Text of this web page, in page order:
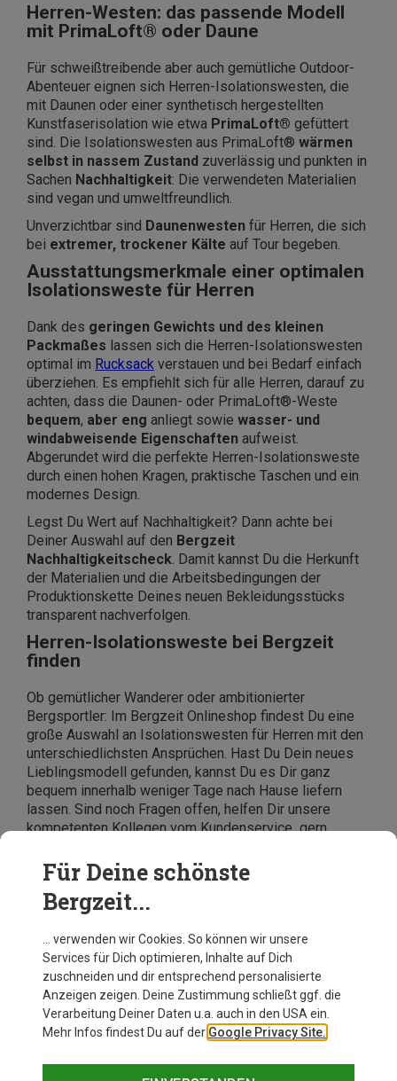
Herren-Westen: das passende Modell
mit PrimaLoft® oder Daune
Für schweißtreibende aber auch gemütliche Outdoor-
Abenteuer eignen sich Herren-Isolationswesten, die
mit Daunen oder einer synthetisch hergestellten
Kunstfaserisolation wie etwa PrimaLoft® gefüttert
sind. Die Isolationswesten aus PrimaLoft® wärmen
selbst in nassem Zustand zuverlässig und punkten in
Sachen Nachhaltigkeit: Die verwendeten Materialien
sind vegan und umweltfreundlich.
Unverzichtbar sind Daunenwesten für Herren, die sich
bei extremer, trockener Kälte auf Tour begeben.
Ausstattungsmerkmale einer optimalen
Isolationsweste für Herren
Dank des geringen Gewichts und des kleinen
Packmaßes lassen sich die Herren-Isolationswesten
optimal im Rucksack verstauen und bei Bedarf einfach
überziehen. Es empfiehlt sich für alle Herren, darauf zu
achten, dass die Daunen- oder PrimaLoft®-Weste
bequem, aber eng anliegt sowie wasser- und
windabweisende Eigenschaften aufweist.
Abgerundet wird die perfekte Herren-Isolationsweste
durch einen hohen Kragen, praktische Taschen und ein
modernes Design.
Legst Du Wert auf Nachhaltigkeit? Dann achte bei
Deiner Auswahl auf den Bergzeit
Nachhaltigkeitscheck . Damit kannst Du die Herkunft
der Materialien und die Arbeitsbedingungen der
Produktionskette Deines neuen Bekleidungsstücks
transparent nachverfolgen.
Herren-Isolationsweste bei Bergzeit
finden
Ob gemütlicher Wanderer oder ambitionierter
Bergsportler: Im Bergzeit Onlineshop findest Du eine
große Auswahl an Isolationswesten für Herren mit den
unterschiedlichsten Ansprüchen. Hast Du Dein neues
Lieblingsmodell gefunden, kannst Du es Dir ganz
bequem innerhalb weniger Tage nach Hause liefern
lassen. Sind noch Fragen offen, helfen Dir unsere
kompetenten Kollegen vom Kundenservice gern
Kontaktformular.
Für Deine schönste
Bergzeit...
… verwenden wir Cookies. So können wir unsere
Services für Dich optimieren, Inhalte auf Dich
zuschneiden und dir entsprechend personalisierte
Anzeigen zeigen. Deine Zustimmung schließt ggf. die
Verarbeitung Deiner Daten u.a. auch in den USA ein.
Mehr Infos findest Du auf der Google Privacy Site.